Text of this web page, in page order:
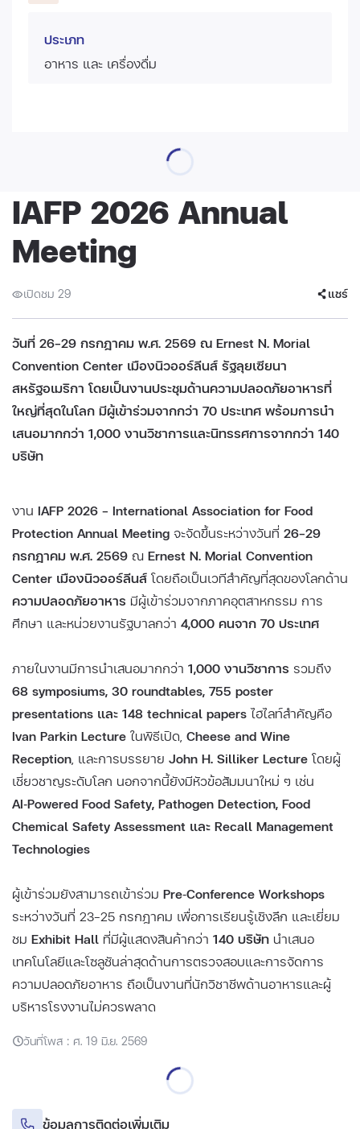
ประเภท
อาหาร และ เครื่องดื่ม
IAFP 2026 Annual
Meeting
เปิดชม 29 แชร์
วันที่ 26–29 กรกฎาคม พ.ศ. 2569 ณ Ernest N. Morial
Convention Center เมืองนิวออร์ลีนส์ รัฐลุยเซียนา
สหรัฐอเมริกา โดยเป็นงานประชุมด้านความปลอดภัยอาหารที่
ใหญ่ที่สุดในโลก มีผู้เข้าร่วมจากกว่า 70 ประเทศ พร้อมการนำ
เสนอมากกว่า 1,000 งานวิชาการและนิทรรศการจากกว่า 140
บริษัท
งาน IAFP 2026 – International Association for Food
Protection Annual Meeting จะจัดขึ้นระหว่างวันที่ 26–29
กรกฎาคม พ.ศ. 2569 ณ Ernest N. Morial Convention
Center เมืองนิวออร์ลีนส์ โดยถือเป็นเวทีสำคัญที่สุดของโลกด้าน
ความปลอดภัยอาหาร มีผู้เข้าร่วมจากภาคอุตสาหกรรม การ
ศึกษา และหน่วยงานรัฐบาลกว่า 4,000 คนจาก 70 ประเทศ
ภายในงานมีการนำเสนอมากกว่า 1,000 งานวิชาการ รวมถึง
68 symposiums, 30 roundtables, 755 poster
presentations และ 148 technical papersไฮไลท์สำคัญคือ
Ivan Parkin Lecture ในพิธีเปิด, Cheese and Wine
Reception, และการบรรยาย John H. Silliker Lecture โดยผู้
เชี่ยวชาญระดับโลก นอกจากนี้ยังมีหัวข้อสัมมนาใหม่ ๆ เช่น
AI‑Powered Food Safety, Pathogen Detection, Food
Chemical Safety Assessment และ Recall Management
Technologies
ผู้เข้าร่วมยังสามารถเข้าร่วม Pre‑Conference Workshops
ระหว่างวันที่ 23–25 กรกฎาคม เพื่อการเรียนรู้เชิงลึก และเยี่ยม
ชม Exhibit Hall ที่มีผู้แสดงสินค้ากว่า 140 บริษัท นำเสนอ
เทคโนโลยีและโซลูชันล่าสุดด้านการตรวจสอบและการจัดการ
ความปลอดภัยอาหาร ถือเป็นงานที่นักวิชาชีพด้านอาหารและผู้
บริหารโรงงานไม่ควรพลาด
วันที่โพส : ศ. 19 มิ.ย. 2569
ข้อมูลการติดต่อเพิ่มเติม